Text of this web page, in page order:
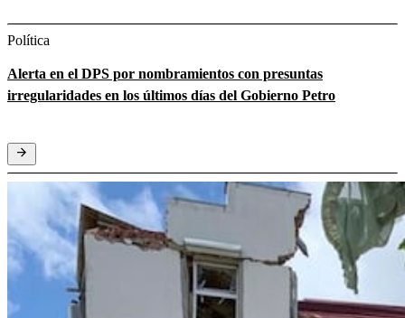
Política
Alerta en el DPS por nombramientos con presuntas
irregularidades en los últimos días del Gobierno Petro